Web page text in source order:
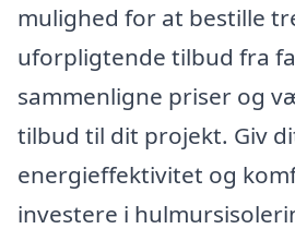
mulighed for at bestille
uforpligtende tilbud fra
sammenligne priser og
tilbud til dit projekt. Giv
energieffektivitet og
investere i